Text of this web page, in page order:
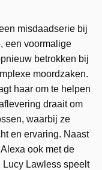
misdaadserie bij
een voormalige
betrokken bij
moordzaken.
haar om te helpen
draait om
waarbij ze
en ervaring. Naast
ook met de
Lawless speelt